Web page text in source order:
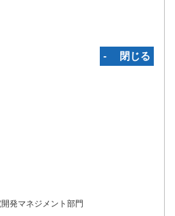
‐ 閉じる
発マネジメント部門